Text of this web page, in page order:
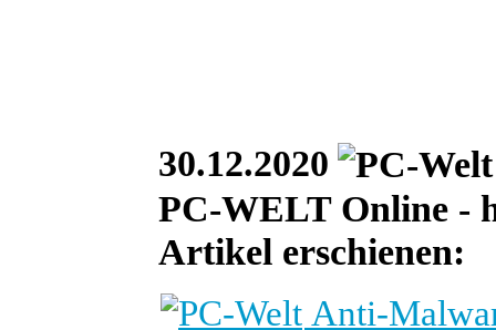
30.12.2020
PC-WELT Online -
Artikel erschienen:
Anti-